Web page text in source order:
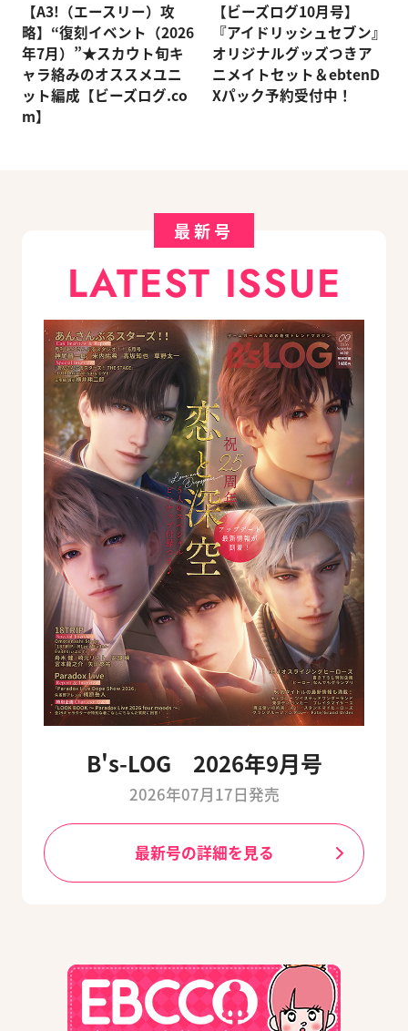
【A3!（エースリー）攻
略】“復刻イベント（2026
年7月）”★スカウト旬キ
ャラ絡みのオススメユニ
ット編成【ビーズログ.co
m】
【ビーズログ10月号】
『アイドリッシュセブン』
オリジナルグッズつきア
ニメイトセット＆ebtenD
Xパック予約受付中！
最新号
LATEST ISSUE
B's-LOG 2026年9月号
2026年07月17日発売
最新号の詳細を見る